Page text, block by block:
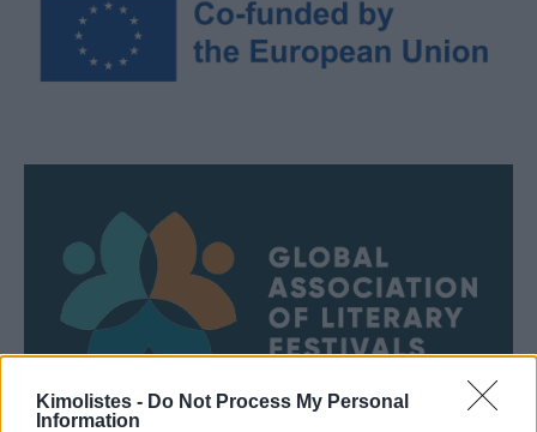
Kimolistes - Do Not Process My Personal
Information